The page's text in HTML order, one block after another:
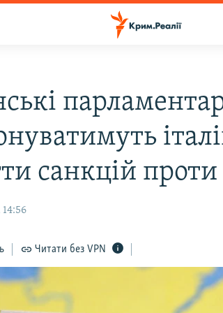
санкцій проти
14:56
Читати без VPN